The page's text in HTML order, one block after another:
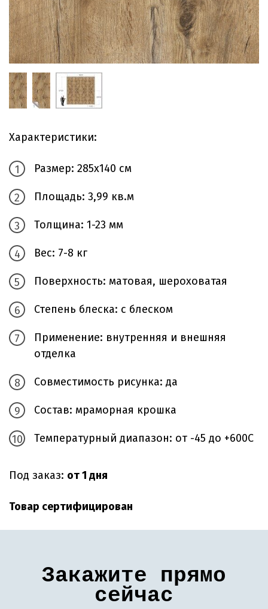
Характеристики:
Размер: 285х140 см
Площадь: 3,99 кв.м
Толщина: 1-23 мм
Вес: 7-8 кг
Поверхность: матовая, шероховатая
Степень блеска: с блеском
Применение: внутренняя и внешняя
отделка
Совместимость рисунка: да
Состав: мраморная крошка
Температурный диапазон: от -45 до +600С
Под заказ: от 1 дня
Товар сертифицирован
Закажите прямо
сейчас